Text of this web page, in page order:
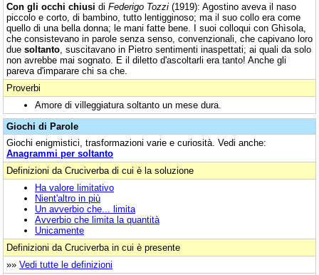
Con gli occhi chiusi di Federigo Tozzi (1919): Agostino aveva il naso
piccolo e corto, di bambino, tutto lentigginoso; ma il suo collo era come
quello di una bella donna; le mani fatte bene. I suoi colloqui con Ghìsola,
che consistevano in parole senza senso, convenzionali, che capivano loro
due soltanto , suscitavano in Pietro sentimenti inaspettati; ai quali da solo
non avrebbe mai sognato. E il diletto d'ascoltarli era tanto! Anche gli
pareva d'imparare chi sa che.
Proverbi
Amore di villeggiatura soltanto un mese dura.
Giochi di Parole
Giochi enigmistici, trasformazioni varie e curiosità. Vedi anche:
Anagrammi per soltanto
Definizioni da Cruciverba di cui è la soluzione
Ha valore limitativo
Nient'altro in più
Un avverbio che... limita
Avverbio che limita la quantità
Unicamente
Definizioni da Cruciverba in cui è presente
»» Vedi tutte le definizioni